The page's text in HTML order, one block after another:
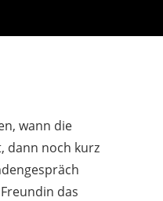
wann die
dann noch kurz
das